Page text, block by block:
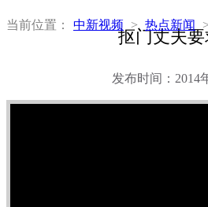
当前位置： 中新视频 > 热点新闻 >
抠门丈夫
发布时间：2014